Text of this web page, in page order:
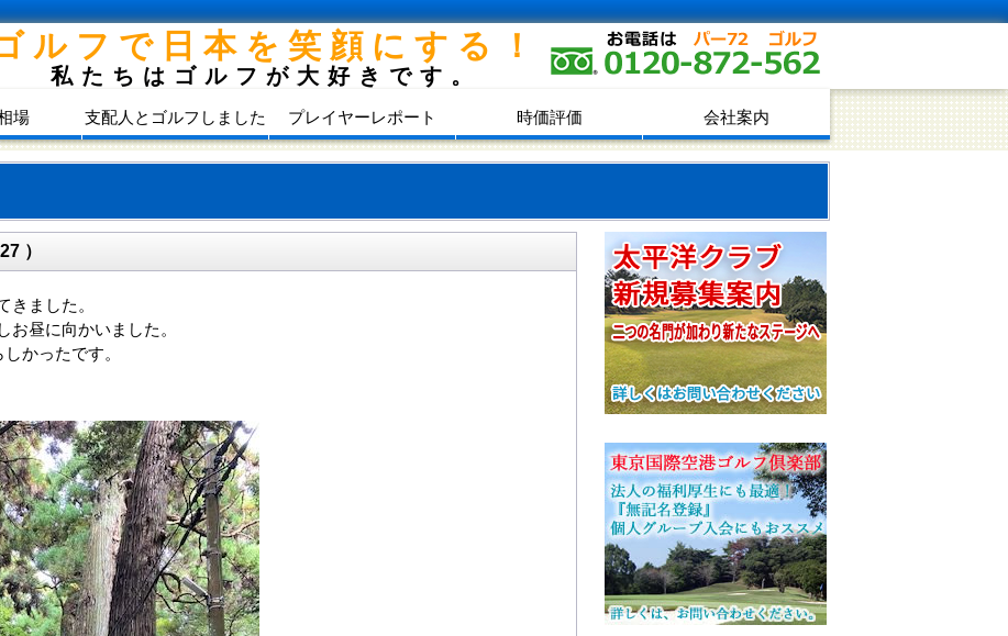
ルフで日本を笑顔にする！
私たちはゴルフが大好きです。
場 支配人とゴルフしました プレイヤーレポート 時価評価 会社案内
）
きました。
昼に向かいました。
かったです。